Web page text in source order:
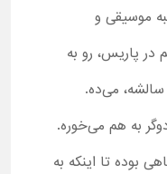
موسیقی و
در پاریس، رو به
می‌ده.
به هم می‌خوره.
بوده تا اینکه به